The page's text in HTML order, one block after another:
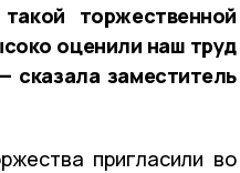
торжественной
оценили наш труд
сказала заместитель
пригласили во